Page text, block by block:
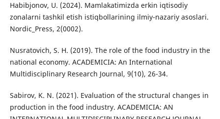
Habibjonov, U. (2024). Mamlakatimizda erkin iqtisodiy
zonalarni tashkil etish istiqbollarining ilmiy-nazariy asoslari.
Nordic_Press, 2(0002).
Nusratovich, S. H. (2019). The role of the food industry in the
national economy. ACADEMICIA: An International
Multidisciplinary Research Journal, 9(10), 26-34.
Sabirov, K. N. (2021). Evaluation of the structural changes in
production in the food industry. ACADEMICIA: AN